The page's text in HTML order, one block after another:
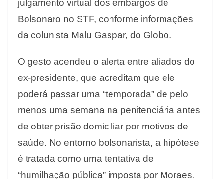
julgamento virtual dos embargos de
Bolsonaro no STF, conforme informações
da colunista Malu Gaspar, do Globo.
O gesto acendeu o alerta entre aliados do
ex-presidente, que acreditam que ele
poderá passar uma “temporada” de pelo
menos uma semana na penitenciária antes
de obter prisão domiciliar por motivos de
saúde. No entorno bolsonarista, a hipótese
é tratada como uma tentativa de
“humilhação pública” imposta por Moraes.